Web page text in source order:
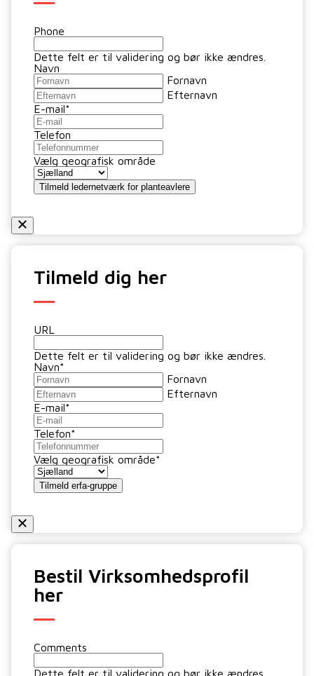
Phone
Dette felt er til validering og bør ikke ændres.
Navn
Fornavn
Efternavn
E-mail*
Telefon
Vælg geografisk område
Tilmeld ledernetværk for planteavlere
Tilmeld dig her
URL
Dette felt er til validering og bør ikke ændres.
Navn*
Fornavn
Efternavn
E-mail*
Telefon*
Vælg geografisk område*
Tilmeld erfa-gruppe
Bestil Virksomhedsprofil
her
Comments
Dette felt er til validering og bør ikke ændres.